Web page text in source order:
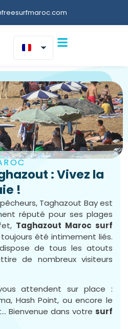
679 465 811
: Vivez la
!
Taghazout Bay est
réputé pour ses plages
Taghazout Maroc surf
été intimement liés.
de tous les atouts
de nombreux visiteurs
attendent sur place :
Hash Point, ou encore le
Bienvenue dans votre surf